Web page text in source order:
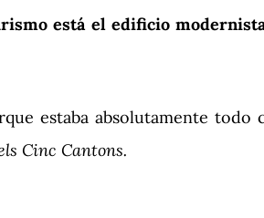
está el edificio
estaba absolutamente
Cinc Cantons.